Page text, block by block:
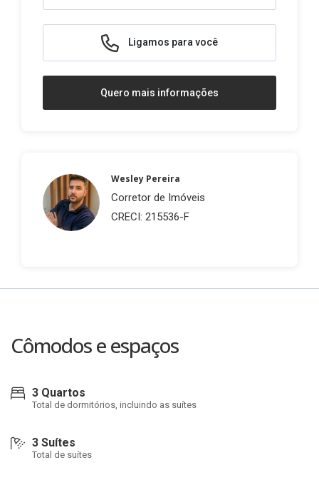
Ligamos para você
Quero mais informações
Wesley Pereira
Corretor de Imóveis
CRECI: 215536-F
Cômodos e espaços
3 Quartos
Total de dormitórios, incluindo as suítes
3 Suítes
Total de suítes